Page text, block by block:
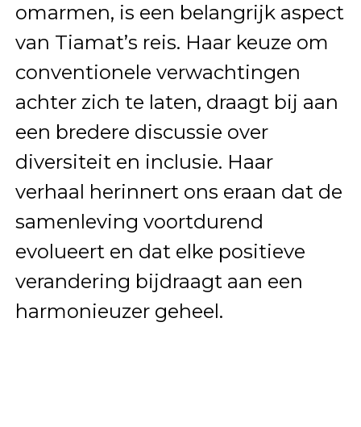
omarmen, is een belangrijk aspect
van Tiamat’s reis. Haar keuze om
conventionele verwachtingen
achter zich te laten, draagt bij aan
een bredere discussie over
diversiteit en inclusie. Haar
verhaal herinnert ons eraan dat de
samenleving voortdurend
evolueert en dat elke positieve
verandering bijdraagt aan een
harmonieuzer geheel.